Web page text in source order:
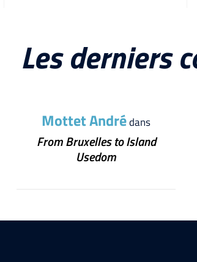
Les derniers
Mottet Andrédans
From Bruxelles to Island
Usedom